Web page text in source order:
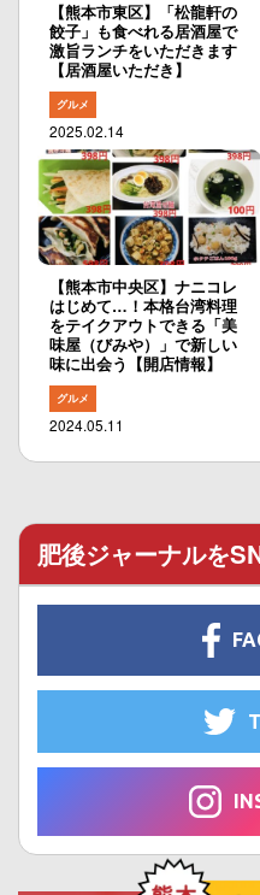
【熊本市東区】「松龍軒の
餃子」も食べれる居酒屋で
激旨ランチをいただきます
【居酒屋いただき】
グルメ
2025.02.14
【熊本市中央区】ナニコレ
はじめて…！本格台湾料理
をテイクアウトできる「美
味屋（びみや）」で新しい
味に出会う【開店情報】
グルメ
2024.05.11
肥後ジャーナルを